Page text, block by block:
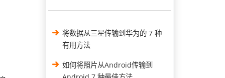
将数据从三星传输到华为的 7 种
有用方法
如何将照片从Android传输到